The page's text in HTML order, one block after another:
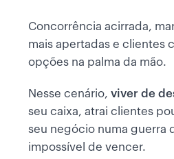
Concorrência acirrada,
mais apertadas e clientes
opções na palma da mão.
Nesse cenário, viver de
seu caixa, atrai clientes
seu negócio numa guerra
impossível de vencer.